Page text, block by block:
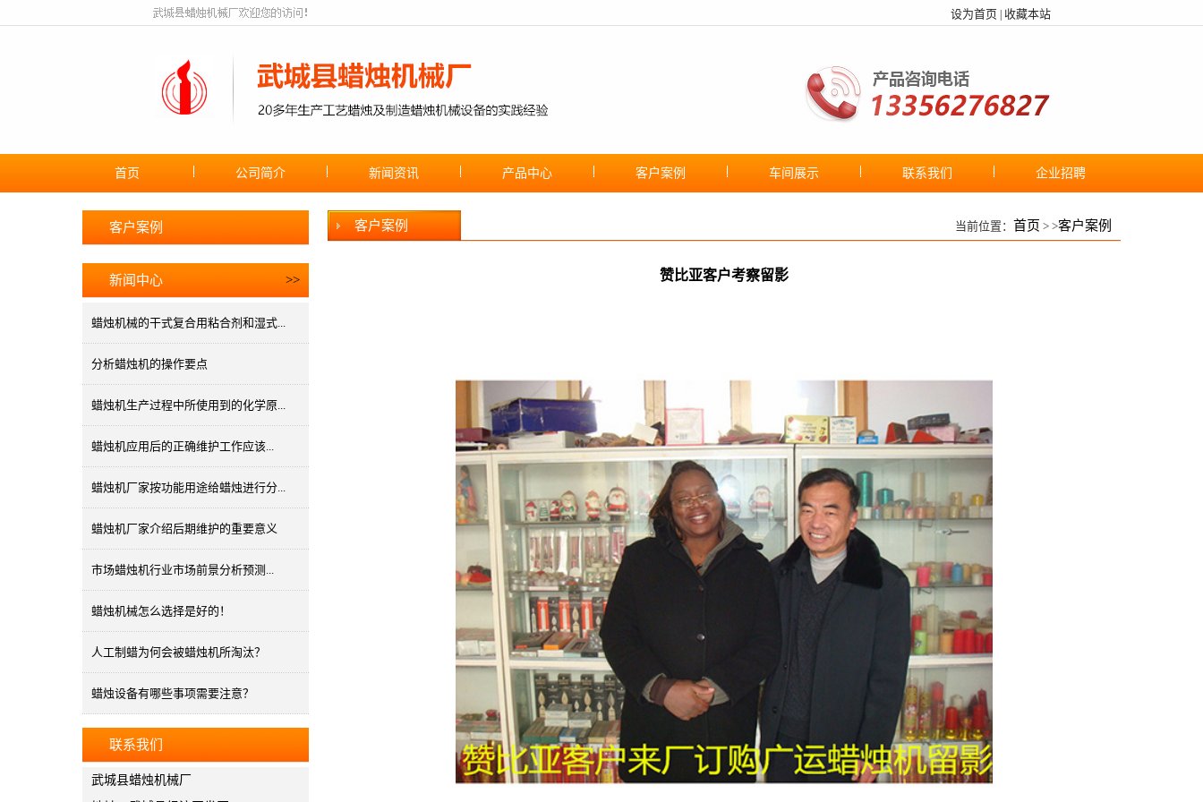
设为首页 收藏本站
首页 公司简介 新闻资讯 产品中心 客户案例 车间展示 联系我们 企业招聘
客户案例
新闻中心 >>
蜡烛机械的干式复合用粘合剂和湿式...
分析蜡烛机的操作要点
蜡烛机生产过程中所使用到的化学原...
蜡烛机应用后的正确维护工作应该...
蜡烛机厂家按功能用途给蜡烛进行分...
蜡烛机厂家介绍后期维护的重要意义
市场蜡烛机行业市场前景分析预测...
蜡烛机械怎么选择是好的！
人工制蜡为何会被蜡烛机所淘汰？
蜡烛设备有哪些事项需要注意？
联系我们
武城县蜡烛机械厂
当前位置： 首页 > >客户案例
客户案例
赞比亚客户考察留影